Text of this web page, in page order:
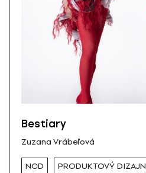
Bestiary
Zuzana Vrábeľová
NCD PRODUKTOVÝ DIZAJN